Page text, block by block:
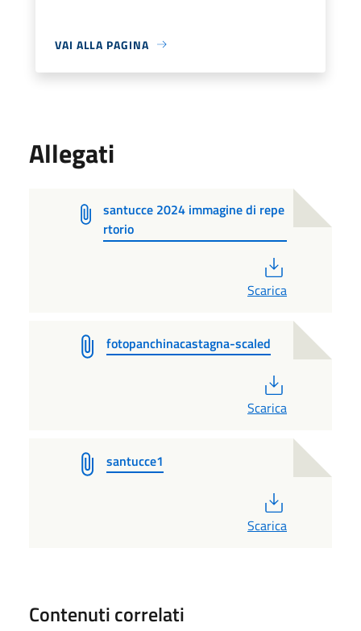
VAI ALLA PAGINA
Allegati
santucce 2024 immagine di repe
rtorio
Scarica
fotopanchinacastagna-scaled
Scarica
santucce1
Scarica
Contenuti correlati